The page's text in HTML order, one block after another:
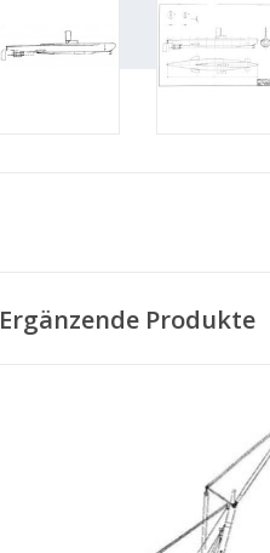
Ergänzende Produkte
ZUM WARENKORB HINZUFÜGEN